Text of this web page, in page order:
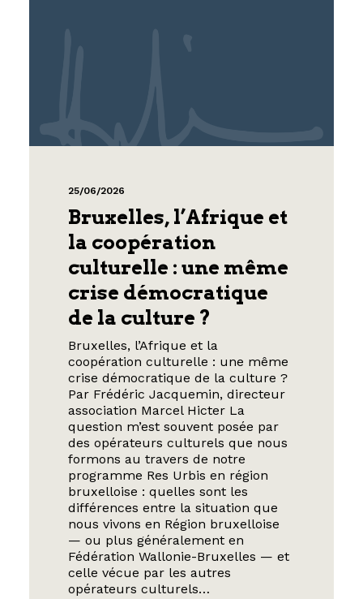
25/06/2026
Bruxelles, l’Afrique et
la coopération
culturelle : une même
crise démocratique
de la culture ?
Bruxelles, l’Afrique et la
coopération culturelle : une même
crise démocratique de la culture ?
Par Frédéric Jacquemin, directeur
association Marcel Hicter La
question m’est souvent posée par
des opérateurs culturels que nous
formons au travers de notre
programme Res Urbis en région
bruxelloise : quelles sont les
différences entre la situation que
nous vivons en Région bruxelloise
— ou plus généralement en
Fédération Wallonie-Bruxelles — et
celle vécue par les autres
opérateurs culturels…